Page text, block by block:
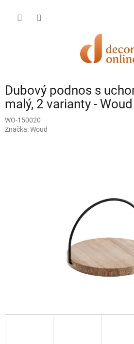
obsah
Dubový podnos s
malý, 2 varianty - Woud
WO-150020
Značka:Woud